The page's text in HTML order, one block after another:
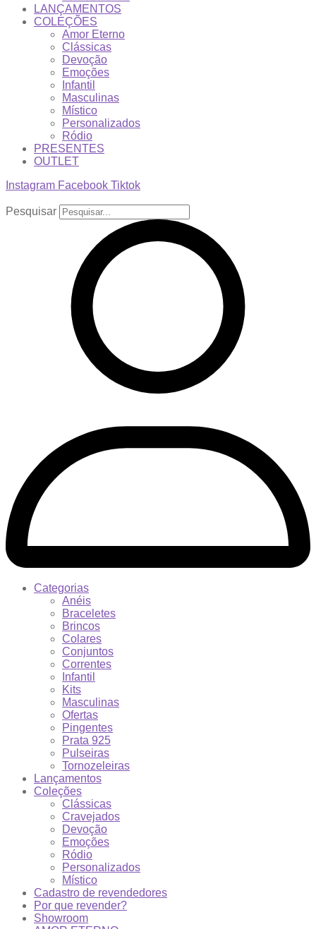
LANÇAMENTOS
COLEÇÕES
Amor Eterno
Clássicas
Devoção
Emoções
Infantil
Masculinas
Místico
Personalizados
Ródio
PRESENTES
OUTLET
Instagram Facebook Tiktok
Pesquisar
Categorias
Anéis
Braceletes
Brincos
Colares
Conjuntos
Correntes
Infantil
Kits
Masculinas
Ofertas
Pingentes
Prata 925
Pulseiras
Tornozeleiras
Lançamentos
Coleções
Clássicas
Cravejados
Devoção
Emoções
Ródio
Personalizados
Místico
Cadastro de revendedores
Por que revender?
Showroom